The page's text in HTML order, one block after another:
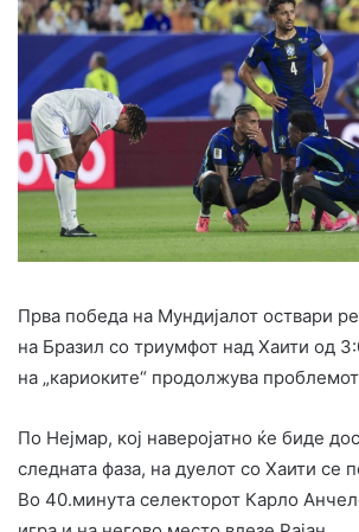
Прва победа на Мундијалот оствари
на Бразил со триумфот над Хаити од
на „кариоките“ продолжува
По Нејмар, кој наверојатно ќе биде
следната фаза, на дуелот со Хаити се
Во 40.минута селекторот Карло